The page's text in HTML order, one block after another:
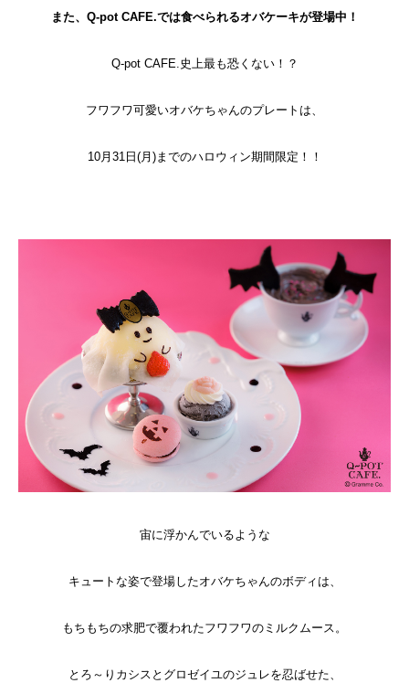
また、Q-pot CAFE.では食べられるオバケーキが登場中！
Q-pot CAFE.史上最も恐くない！？
フワフワ可愛いオバケちゃんのプレートは、
10月31日(月)までのハロウィン期間限定！！
宙に浮かんでいるような
キュートな姿で登場したオバケちゃんのボディは、
もちもちの求肥で覆われたフワフワのミルクムース。
とろ～りカシスとグロゼイユのジュレを忍ばせた、